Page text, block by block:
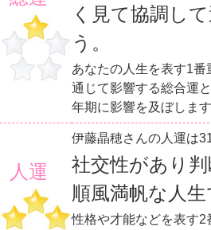
く見て協調し
う。
あなたの人生を表す1
通じて影響する総合運
年期に影響を及ぼします
人運
伊藤晶穂さんの人運は
社交性があり判
順風満帆な人生
性格や才能などを表す2